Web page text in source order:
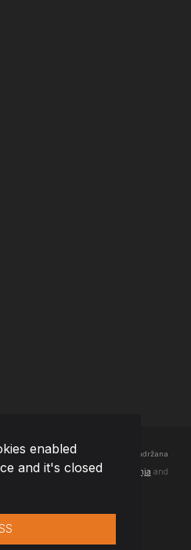
enabled
and it's closed
Bosnia Herzegovina - Sva prava zadržana
slažete se sa našimPravila korištenja and
privatnosti